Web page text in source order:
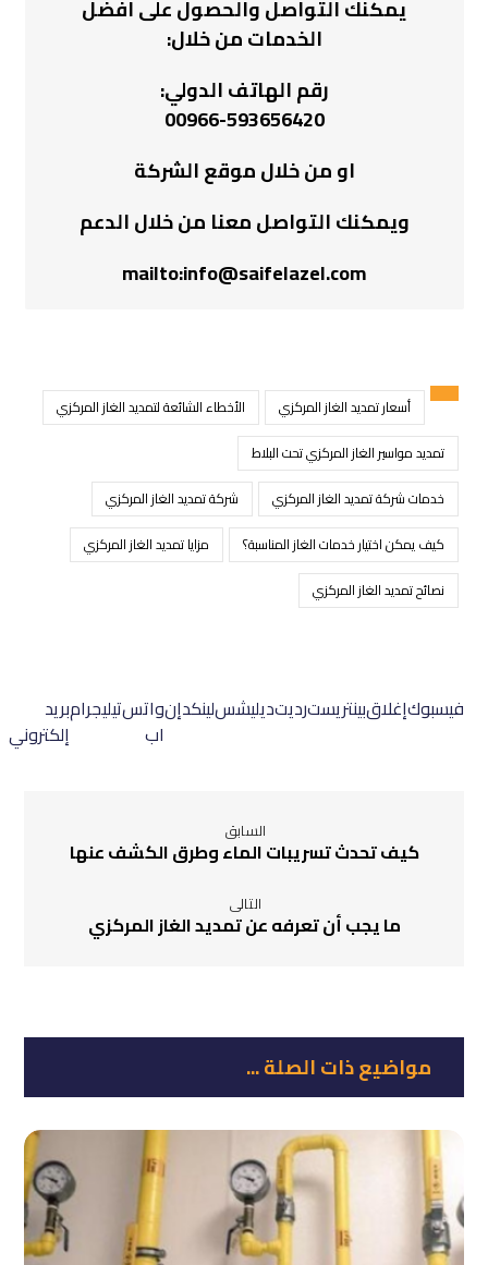
يمكنك التواصل والحصول على افضل
الخدمات من خلال:
رقم الهاتف الدولي:
00966-593656420
او من خلال موقعالشركة
ويمكنك التواصل معنا من خلال الدعم
mailto:info@saifelazel.com
أسعار تمديد الغاز المركزي
الأخطاء الشائعة لتمديد الغاز المركزي
تمديد مواسير الغاز المركزي تحت البلاط
خدمات شركة تمديد الغاز المركزي
شركة تمديد الغاز المركزي
كيف يمكن اختيار خدمات الغاز المناسبة؟
مزايا تمديد الغاز المركزي
نصائح تمديد الغاز المركزي
فيسبوكإغلاقبينتريسترديتديليشسلينكدإنواتس
اب
تيليجرامبريد
إلكتروني
السابق
كيف تحدث تسريبات الماء وطرق الكشف عنها
التالى
ما يجب أن تعرفه عن تمديد الغاز المركزي
مواضيع ذات الصلة ...